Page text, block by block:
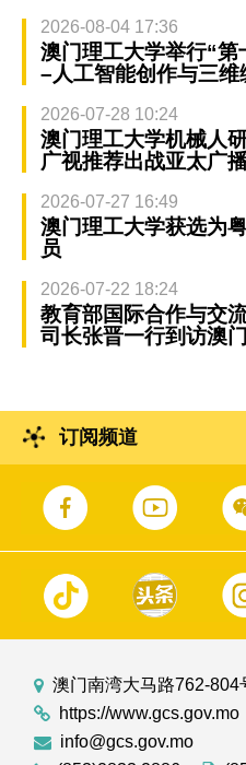
2026-08-04 17:36
澳门理工大学举行“
–人工智能创作与三
2026-07-28 10:24
澳门理工大学机械人
广视推荐出战亚太广
2026-07-27 16:49
澳门理工大学获选为
员
2026-07-22 18:24
教育部国际合作与交
司长张晋一行到访澳
订阅频道
澳门南湾大马路762-804
https://www.gcs.gov.mo
info@gcs.gov.mo